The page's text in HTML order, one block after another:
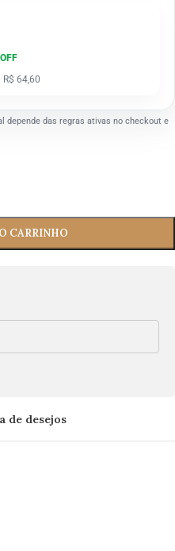
64,60
depende das regras ativas no checkout e
CARRINHO
de desejos